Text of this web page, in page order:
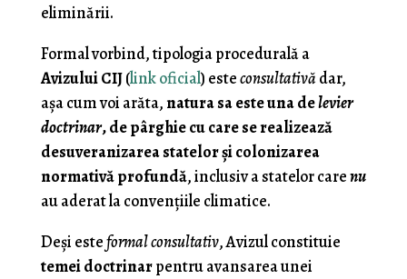
eliminării.
Formal vorbind, tipologia procedurală a
Avizului CIJ(link oficial) esteconsultativă dar,
aşa cum voi arăta,natura sa este una delevier
doctrinar, de pârghie cu care se realizează
desuveranizarea statelor şi colonizarea
normativă profundă, inclusiv a statelor carenu
au aderat la convenţiile climatice.
Deşi esteformal consultativ, Avizul constituie
temei doctrinarpentru avansarea unei